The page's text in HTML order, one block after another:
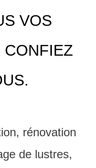
VOS
CONFIEZ
rénovation
de lustres,